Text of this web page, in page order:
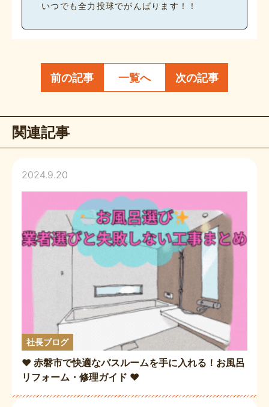
いつでも全力投球でがんばります！！
前の記事 一覧へ 次の記事
関連記事
2024.9.20
社長ブログ
❤️ 赤磐市で快適なバスルームを手に入れる！お風呂
リフォーム・修理ガイド ❤️